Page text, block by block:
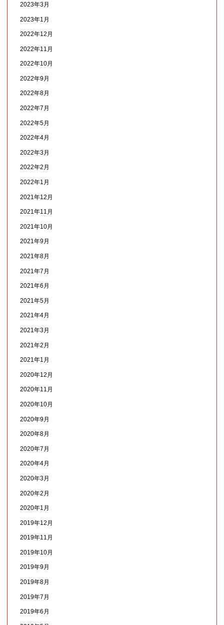
2023年3月
2023年1月
2022年12月
2022年11月
2022年10月
2022年9月
2022年8月
2022年7月
2022年5月
2022年4月
2022年3月
2022年2月
2022年1月
2021年12月
2021年11月
2021年10月
2021年9月
2021年8月
2021年7月
2021年6月
2021年5月
2021年4月
2021年3月
2021年2月
2021年1月
2020年12月
2020年11月
2020年10月
2020年9月
2020年8月
2020年7月
2020年4月
2020年3月
2020年2月
2020年1月
2019年12月
2019年11月
2019年10月
2019年9月
2019年8月
2019年7月
2019年6月